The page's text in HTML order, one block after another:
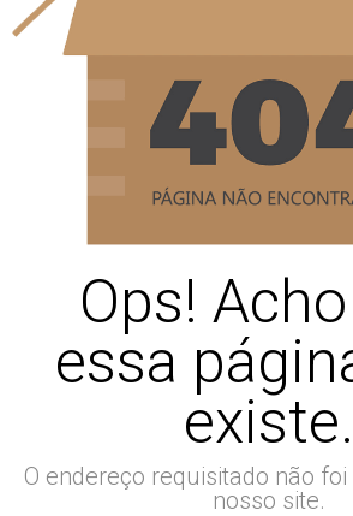
Ops!
essa
existe.
O endereço requisitado não
nosso site.